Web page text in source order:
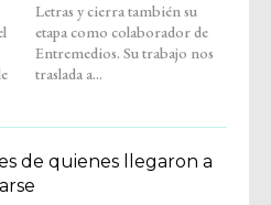
traslada a...
de quienes llegaron a